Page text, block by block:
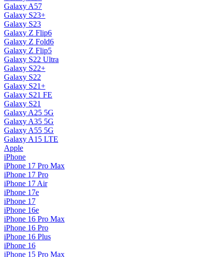
Galaxy A57
Galaxy S23+
Galaxy S23
Galaxy Z Flip6
Galaxy Z Fold6
Galaxy Z Flip5
Galaxy S22 Ultra
Galaxy S22+
Galaxy S22
Galaxy S21+
Galaxy S21 FE
Galaxy S21
Galaxy A25 5G
Galaxy A35 5G
Galaxy A55 5G
Galaxy A15 LTE
Apple
iPhone
iPhone 17 Pro Max
iPhone 17 Pro
iPhone 17 Air
iPhone 17e
iPhone 17
iPhone 16e
iPhone 16 Pro Max
iPhone 16 Pro
iPhone 16 Plus
iPhone 16
iPhone 15 Pro Max